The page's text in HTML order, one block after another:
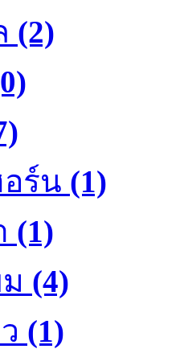
(2)
ร์น (1)
(1)
(4)
(1)